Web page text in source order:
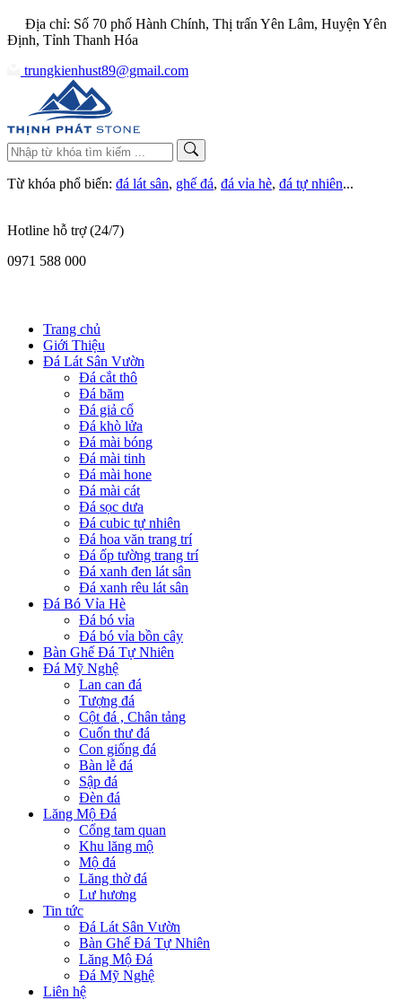
Địa chỉ: Số 70 phố Hành Chính, Thị trấn Yên Lâm, Huyện Yên
Định, Tỉnh Thanh Hóa
trungkienhust89@gmail.com
Từ khóa phổ biến: đá lát sân, ghế đá, đá vỉa hè, đá tự nhiên...
Hotline hỗ trợ (24/7)
0971 588 000
Trang chủ
Giới Thiệu
Đá Lát Sân Vườn
Đá cắt thô
Đá băm
Đá giả cổ
Đá khò lửa
Đá mài bóng
Đá mài tinh
Đá mài hone
Đá mài cát
Đá sọc dưa
Đá cubic tự nhiên
Đá hoa văn trang trí
Đá ốp tường trang trí
Đá xanh đen lát sân
Đá xanh rêu lát sân
Đá Bó Vỉa Hè
Đá bó vỉa
Đá bó vỉa bồn cây
Bàn Ghế Đá Tự Nhiên
Đá Mỹ Nghệ
Lan can đá
Tượng đá
Cột đá , Chân tảng
Cuốn thư đá
Con giống đá
Bàn lễ đá
Sập đá
Đèn đá
Lăng Mộ Đá
Cổng tam quan
Khu lăng mộ
Mộ đá
Lăng thờ đá
Lư hương
Tin tức
Đá Lát Sân Vườn
Bàn Ghế Đá Tự Nhiên
Lăng Mộ Đá
Đá Mỹ Nghệ
Liên hệ